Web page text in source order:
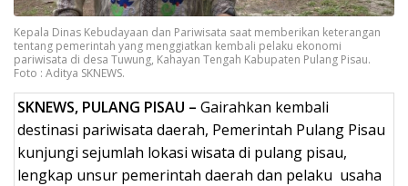
Kepala Dinas Kebudayaan dan Pariwisata saat memberikan keterangan
tentang pemerintah yang menggiatkan kembali pelaku ekonomi
pariwisata di desa Tuwung, Kahayan Tengah Kabupaten Pulang Pisau.
Foto : Aditya SKNEWS.
SKNEWS, PULANG PISAU – Gairahkan kembali
destinasi pariwisata daerah, Pemerintah Pulang Pisau
kunjungi sejumlah lokasi wisata di pulang pisau,
lengkap unsur pemerintah daerah dan pelaku usaha